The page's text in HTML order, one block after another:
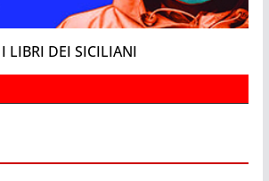
I LIBRI DEI SICILIANI